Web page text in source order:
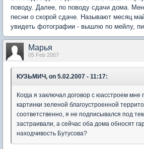
поводу. Далее, по поводу сдачи дома.
песни о скорой сдаче. Называют месяц
увидеть фотографии - вышлю по мейлу,
Марья
05 Feb 2007
КУЗЬМИЧ, on 5.02.2007 - 11:17:
Когда я заключал договор с юасстроем мне
картинки зеленой благоустроенной
соответственно, я не подписывался под
застраивали, а сейчас оба дома обносят
находчивость Бутусова?